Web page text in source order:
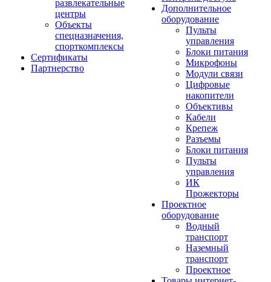
развлекательные
центры
Объекты
спецназначения,
спорткомплексы
Сертификаты
Партнерство
Дополнительное
оборудование
Пульты
управления
Блоки питания
Микрофоны
Модули связи
Цифровые
накопители
Объективы
Кабели
Крепеж
Разъемы
Блоки питания
Пульты
управления
ИК
Прожекторы
Проектное
оборудование
Водный
транспорт
Наземный
транспорт
Проектное